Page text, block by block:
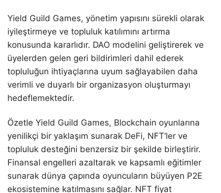
Yield Guild Games, yönetim yapısını sürekli olarak
iyileştirmeye ve topluluk katılımını artırma
konusunda kararlıdır. DAO modelini geliştirerek ve
üyelerden gelen geri bildirimleri dahil ederek
topluluğun ihtiyaçlarına uyum sağlayabilen daha
verimli ve duyarlı bir organizasyon oluşturmayı
hedeflemektedir.
Özetle Yield Guild Games, Blockchain oyunlarına
yenilikçi bir yaklaşım sunarak DeFi, NFT’ler ve
topluluk desteğini benzersiz bir şekilde birleştirir.
Finansal engelleri azaltarak ve kapsamlı eğitimler
sunarak dünya çapında oyuncuların büyüyen P2E
ekosistemine katılmasını sağlar. NFT fiyat